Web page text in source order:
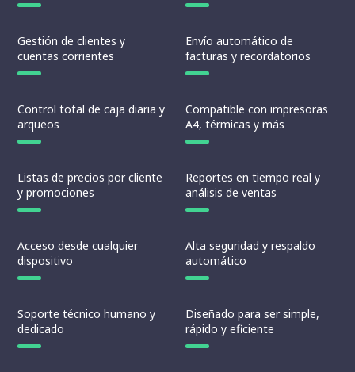
Gestión de clientes y
cuentas corrientes
Envío automático de
facturas y recordatorios
Control total de caja diaria y
arqueos
Compatible con impresoras
A4, térmicas y más
Listas de precios por cliente
y promociones
Reportes en tiempo real y
análisis de ventas
Acceso desde cualquier
dispositivo
Alta seguridad y respaldo
automático
Soporte técnico humano y
dedicado
Diseñado para ser simple,
rápido y eficiente